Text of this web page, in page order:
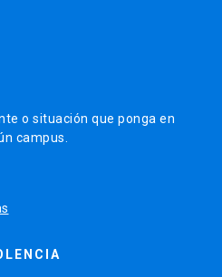
o situación que ponga en
campus.